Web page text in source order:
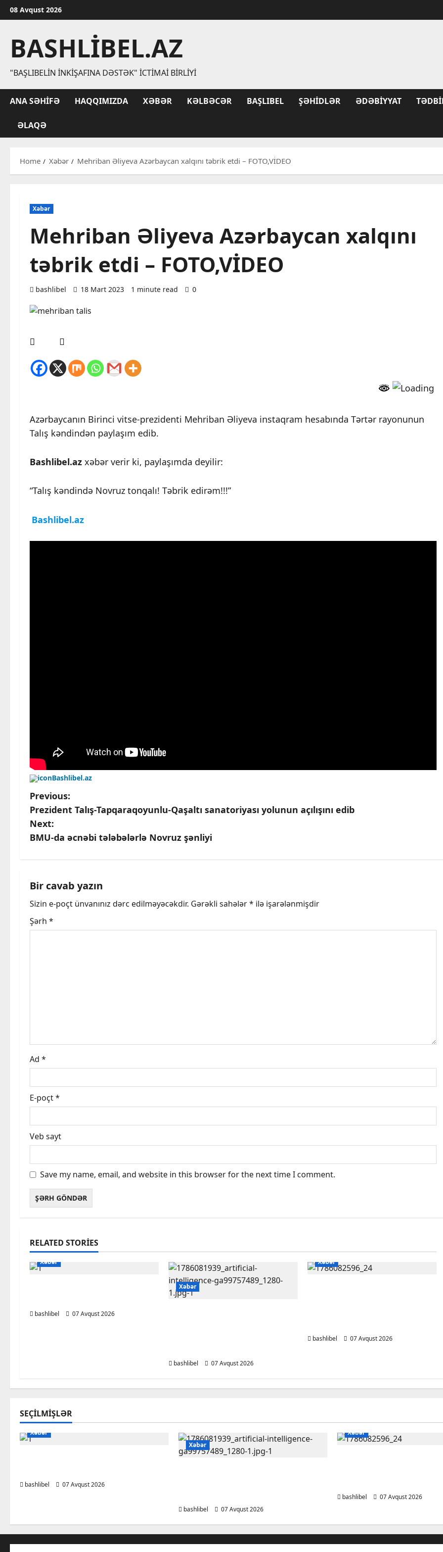
Skip
to
08 Avqust 2026
BASHLIBEL.AZ
"BAŞLIBELIN İNKIŞAFINA DƏSTƏK" İCTIMAI BIRLIYI
ANA SƏHIFƏ HAQQIMIZDA XƏBƏR KƏLBƏCƏR BAŞLIBEL ŞƏHIDLƏR ƏDƏBIYYAT
ƏLAQƏ
Home Xəbər Mehriban Əliyeva Azərbaycan xalqını təbrik etdi – FOTO,VİDEO
Xəbər
Mehriban Əliyeva Azərbaycan xalqını
təbrik etdi – FOTO,VİDEO
bashlibel 18 Mart 2023 1 minute read 0
Azərbaycanın Birinci vitse-prezidenti Mehriban Əliyeva instaqram hesabında Tərtər rayonunun
Talış kəndindən paylaşım edib.
Bashlibel.az xəbər verir ki, paylaşımda deyilir:
“Talış kəndində Novruz tonqalı! Təbrik edirəm!!!”
Bashlibel.az
Bashlibel.az
P
o
s
n
a
v
o
n
Previous:
Prezident Talış-Tapqaraqoyunlu-Qaşaltı sanatoriyası yolunun açılışını edib
Next:
BMU-da əcnəbi tələbələrlə Novruz şənliyi
Bir cavab yazın
Sizin e-poçt ünvanınız dərc edilməyəcəkdir. Gərəkli sahələr* ilə işarələnmişdir
Şərh *
Ad *
E-poçt*
Veb sayt
Save my name, email, and website in this browser for the next time I comment.
RELATED STORIES
Xəbər
bashlibel 07 Avqust 2026
Xəbər
bashlibel 07 Avqust 2026
Xəbər
bashlibel 07 Avqust 2026
SEÇILMIŞLƏR
Xəbər
bashlibel 07 Avqust 2026
Xəbər
bashlibel 07 Avqust 2026
Xəbər
bashlibel 07 Avqust 2026